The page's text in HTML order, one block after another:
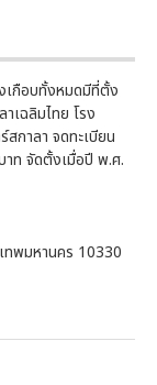
เกือบทั้งหมดมีที่ตั้ง
เฉลิมไทย โรง
กาลา จดทะเบียน
าท จัดตั้งเมื่อปี พ.ศ.
ทพมหานคร 10330